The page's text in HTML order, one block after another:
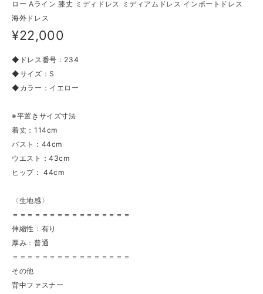
ロー Aライン 膝丈 ミディドレス ミディアムドレス インポートドレス
海外ドレス
¥22,000
◆ドレス番号：234
◆サイズ：S
◆カラー：イエロー
※平置きサイズ寸法
着丈：114cm
バスト：44cm
ウエスト：43cm
ヒップ： 44cm
〈生地感〉
＝＝＝＝＝＝＝＝＝＝＝＝＝＝＝＝
伸縮性：有り
厚み：普通
＝＝＝＝＝＝＝＝＝＝＝＝＝＝＝＝
その他
背中ファスナー